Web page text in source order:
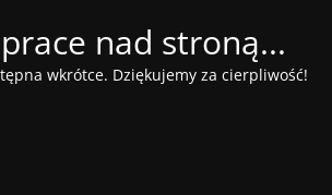
nad stroną...
wkrótce. Dziękujemy za cierpliwość!